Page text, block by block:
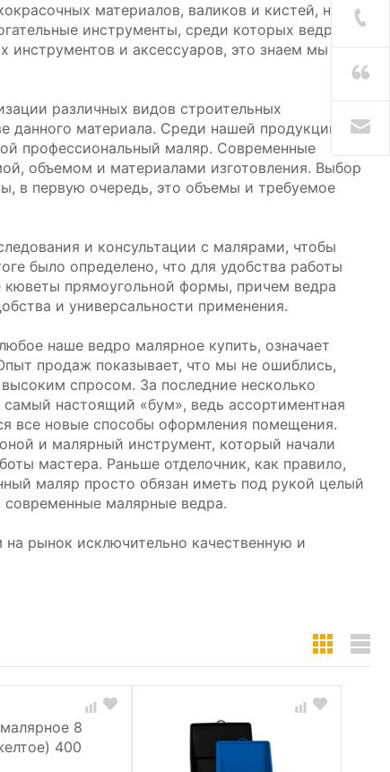
материалов, валиков и кистей, но
инструменты, среди которых ведра и
и аксессуаров, это знаем мы –
различных видов строительных
данного материала. Среди нашей продукции
профессиональный маляр. Современные
объемом и материалами изготовления. Выбор
в первую очередь, это объемы и требуемое
и консультации с малярами, чтобы
было определено, что для удобства работы
кюветы прямоугольной формы, причем ведра
и универсальности применения.
наше ведро малярное купить, означает
продаж показывает, что мы не ошиблись,
спросом. За последние несколько
настоящий «бум», ведь ассортиментная
все новые способы оформления помещения.
и малярный инструмент, который начали
мастера. Раньше отделочник, как правило,
маляр просто обязан иметь под рукой целый
современные малярные ведра.
рынок исключительно качественную и